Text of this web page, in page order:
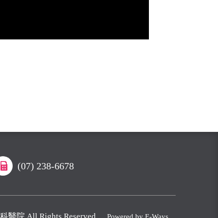
(07) 238-6678
Powered by E-Ways